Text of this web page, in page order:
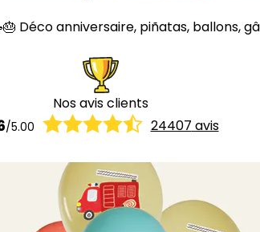
Déco anniversaire, piñatas, ballons,
Nos avis clients
/5.00 24407 avis